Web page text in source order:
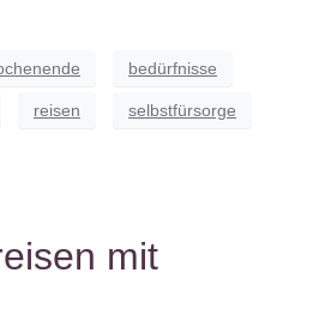
bedürfnisse
reisen selbstfürsorge
mit